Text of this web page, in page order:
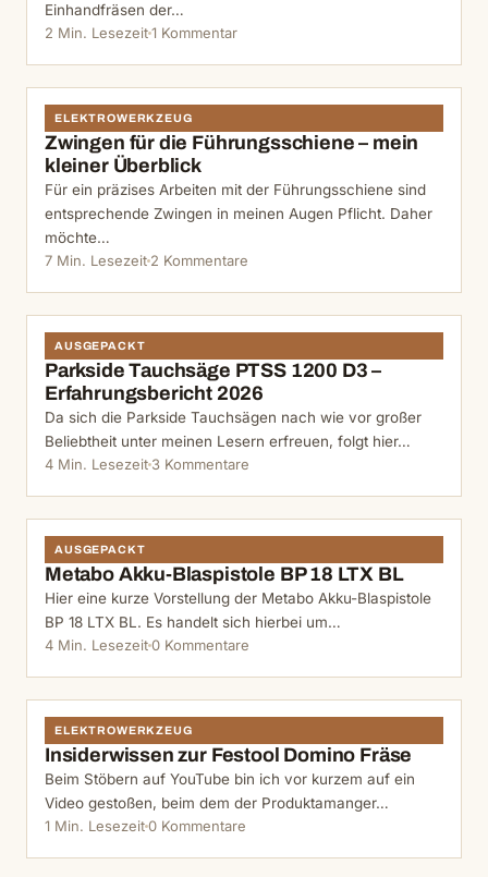
Einhandfräsen der…
2 Min. Lesezeit1 Kommentar
ELEKTROWERKZEUG
Zwingen für die Führungsschiene – mein
kleiner Überblick
Für ein präzises Arbeiten mit der Führungsschiene sind
entsprechende Zwingen in meinen Augen Pflicht. Daher
möchte…
7 Min. Lesezeit 2 Kommentare
AUSGEPACKT
Parkside Tauchsäge PTSS 1200 D3 –
Erfahrungsbericht 2026
Da sich die Parkside Tauchsägen nach wie vor großer
Beliebtheit unter meinen Lesern erfreuen, folgt hier…
4 Min. Lesezeit 3 Kommentare
AUSGEPACKT
Metabo Akku-Blaspistole BP 18 LTX BL
Hier eine kurze Vorstellung der Metabo Akku-Blaspistole
BP 18 LTX BL. Es handelt sich hierbei um…
4 Min. Lesezeit0 Kommentare
ELEKTROWERKZEUG
Insiderwissen zur Festool Domino Fräse
Beim Stöbern auf YouTube bin ich vor kurzem auf ein
Video gestoßen, beim dem der Produktamanger…
1 Min. Lesezeit0 Kommentare